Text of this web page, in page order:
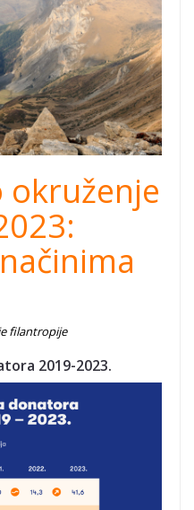
okruženje
filantropije
2019-2023.